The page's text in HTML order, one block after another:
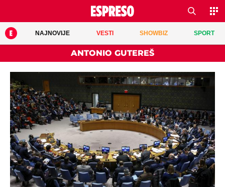
NAJNOVIJE VESTI SHOWBIZ SPORT
ANTONIO GUTEREŠ